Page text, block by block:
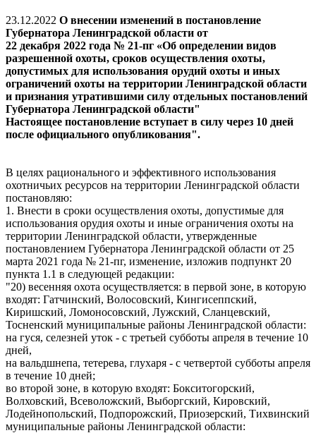
23.12.2022 О внесении изменений в постановление
Губернатора Ленинградской области от
22 декабря 2022 года № 21-пг «Об определении видов
разрешенной охоты, сроков осуществления охоты,
допустимых для использования орудий охоты и иных
ограничений охоты на территории Ленинградской области
и признания утратившими силу отдельных постановлений
Губернатора Ленинградской области"
Настоящее постановление вступает в силу через 10 дней
после официального опубликования".
В целях рационального и эффективного использования
охотничьих ресурсов на территории Ленинградской области
постановляю:
1. Внести в сроки осуществления охоты, допустимые для
использования орудия охоты и иные ограничения охоты на
территории Ленинградской области, утвержденные
постановлением Губернатора Ленинградской области от 25
марта 2021 года № 21-пг, изменение, изложив подпункт 20
пункта 1.1 в следующей редакции:
"20) весенняя охота осуществляется: в первой зоне, в которую
входят: Гатчинский, Волосовский, Кингисеппский,
Киришский, Ломоносовский, Лужский, Сланцевский,
Тосненский муниципальные районы Ленинградской области:
на гуся, селезней уток - с третьей субботы апреля в течение 10
дней,
на вальдшнепа, тетерева, глухаря - с четвертой субботы апреля
в течение 10 дней;
во второй зоне, в которую входят: Бокситогорский,
Волховский, Всеволожский, Выборгский, Кировский,
Лодейнопольский, Подпорожский, Приозерский, Тихвинский
муниципальные районы Ленинградской области: